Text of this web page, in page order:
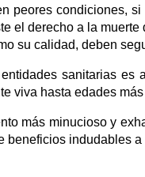
peores condiciones,
el derecho a la
su calidad, deben
sanitarias es
viva hasta edades
más minucioso y
beneficios indudables